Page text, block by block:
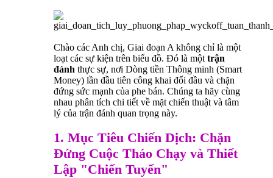
Chào các Anh chị, Giai đoạn A không chỉ là một
loạt các sự kiện trên biểu đồ. Đó là một trận
đánh thực sự, nơi Dòng tiền Thông minh (Smart
Money) lần đầu tiên công khai đối đầu và chặn
đứng sức mạnh của phe bán. Chúng ta hãy cùng
nhau phân tích chi tiết về mặt chiến thuật và tâm
lý của trận đánh quan trọng này.
1. Mục Tiêu Chiến Dịch: Chặn
Đứng Cuộc Tháo Chạy và Thiết
Lập "Chiến Tuyến"